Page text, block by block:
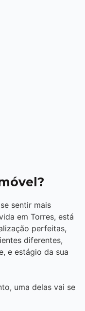
sentir mais
em Torres, está
perfeitas,
diferentes,
e estágio da sua
uma delas vai se